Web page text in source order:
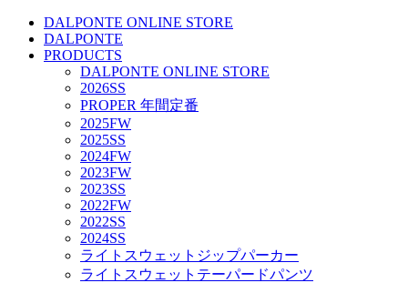
DALPONTE ONLINE STORE
DALPONTE
PRODUCTS
DALPONTE ONLINE STORE
2026SS
PROPER 年間定番
2025FW
2025SS
2024FW
2023FW
2023SS
2022FW
2022SS
2024SS
ライトスウェットジップパーカー
ライトスウェットテーパードパンツ